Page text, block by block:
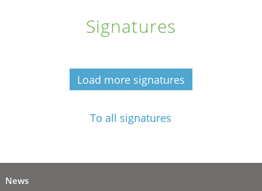
Signatures
Load more signatures
To all signatures
News